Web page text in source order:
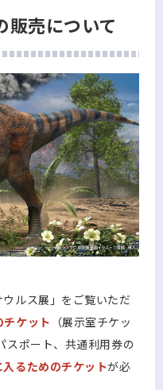
販売について
ルス展」をご覧いただ
ケット （展示室チケッ
スポート、共通利用券の
るためのチケットが必